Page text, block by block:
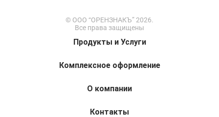
© ООО “ОРЕНЗНАКЪ” 2026.
Все права защищены
Продукты и Услуги
Комплексное оформление
О компании
Контакты